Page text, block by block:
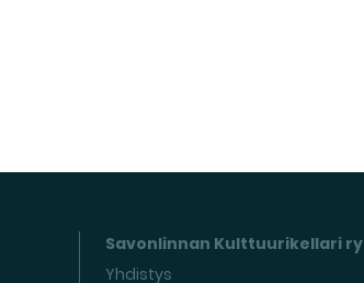
Savonlinnan Kulttuurikellari ry
Yhdistys